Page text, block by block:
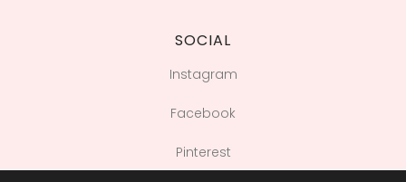
SOCIAL
Instagram
Facebook
Pinterest